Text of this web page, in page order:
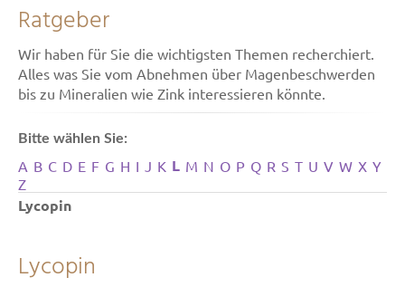
Ratgeber
Wir haben für Sie die wichtigsten Themen recherchiert.
Alles was Sie vom Abnehmen über Magenbeschwerden
bis zu Mineralien wie Zink interessieren könnte.
Bitte wählen Sie:
A B C D E F G H I J K L M N O P Q R S T U V W X Y
Z
Lycopin
Lycopin